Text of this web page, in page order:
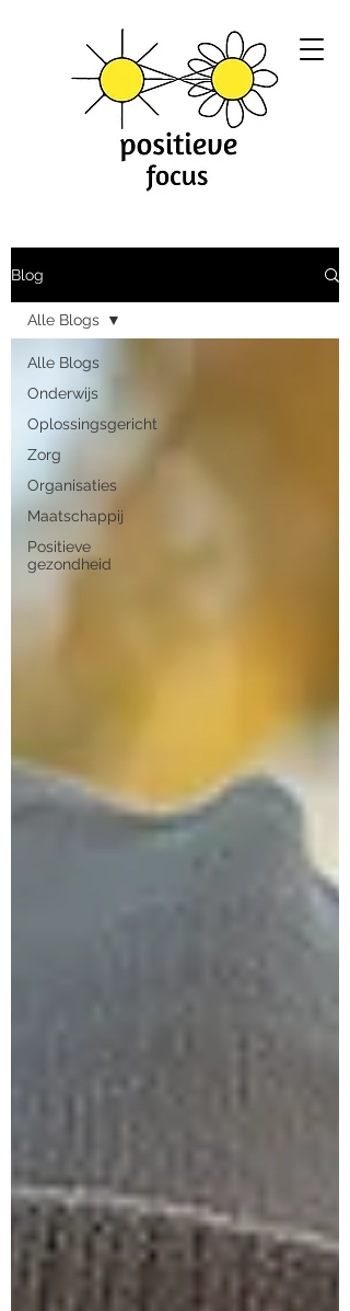
Blog
Alle Blogs
Onderwijs
Oplossingsgericht
Zorg
Organisaties
Maatschappij
Positieve
gezondheid
Alle Blogs